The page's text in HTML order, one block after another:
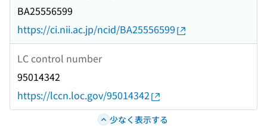
BA25556599
https://ci.nii.ac.jp/ncid/BA25556599
LC control number
95014342
https://lccn.loc.gov/95014342
少なく表示する